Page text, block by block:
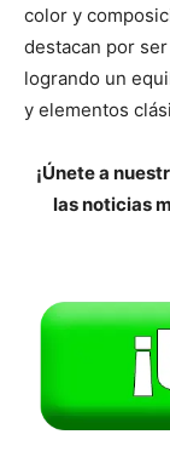
color y
destacan por
logrando un
y elementos
¡Únete a
las noticias